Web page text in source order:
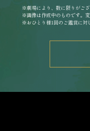
※劇場により、数に限りがご
※画像は作成中のものです。
※おひとり様1回のご鑑賞に対